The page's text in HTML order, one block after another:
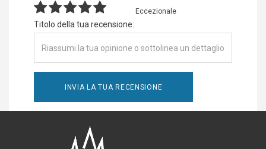
Eccezionale
Titolo della tua recensione: